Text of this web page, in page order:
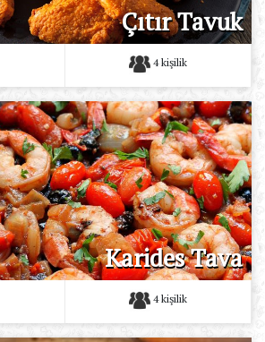
Çıtır Tavuk
4 kişilik
Karides Tava
4 kişilik